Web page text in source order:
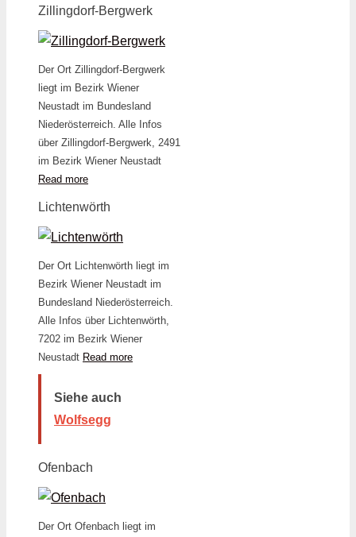
Zillingdorf-Bergwerk
Der Ort Zillingdorf-Bergwerk
liegt im Bezirk Wiener
Neustadt im Bundesland
Niederösterreich. Alle Infos
über Zillingdorf-Bergwerk, 2491
im Bezirk Wiener Neustadt
Read more
Lichtenwörth
Der Ort Lichtenwörth liegt im
Bezirk Wiener Neustadt im
Bundesland Niederösterreich.
Alle Infos über Lichtenwörth,
7202 im Bezirk Wiener
Neustadt Read more
Siehe auch
Wolfsegg
Ofenbach
Der Ort Ofenbach liegt im